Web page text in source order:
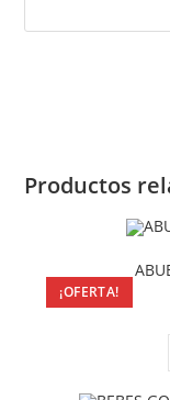
Productos
¡OFERTA!